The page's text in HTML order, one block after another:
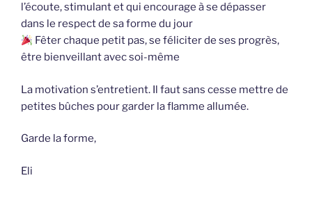
l’écoute, stimulant et qui encourage à se dépasser
dans le respect de sa forme du jour
Fêter chaque petit pas, se féliciter de ses progrès,
être bienveillant avec soi-même
La motivation s’entretient. Il faut sans cesse mettre de
petites bûches pour garder la flamme allumée.
Garde la forme,
Eli